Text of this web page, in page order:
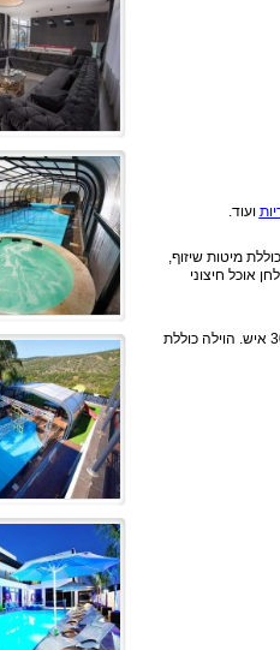
ועוד.
מיטות שיזוף,
אוכל חיצוני
חופשה עם סנוקר, פינג פונג, כדורעף בבריכה, ג'קוזי ספא, בריכה. גרנד רויאל וילה מציעה גם שולחן אוכל ל-30 איש. הוילה כוללת